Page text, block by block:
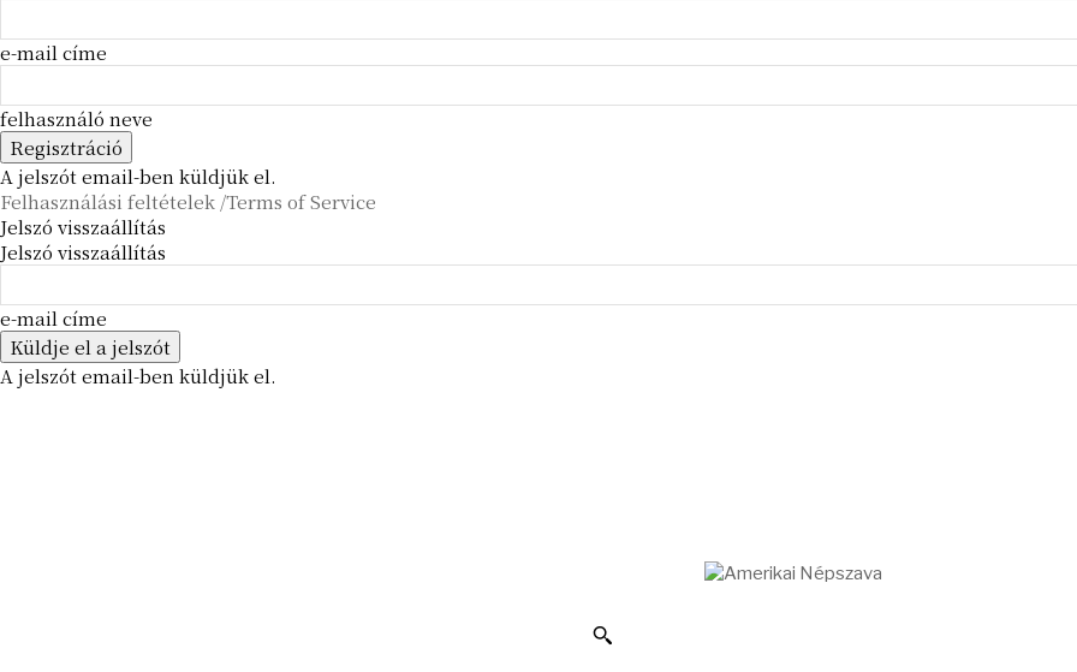
e-mail címe
felhasználó neve
A jelszót email-ben küldjük el.
Felhasználási feltételek /Terms of Service
Jelszó visszaállítás
Jelszó visszaállítás
e-mail címe
A jelszót email-ben küldjük el.